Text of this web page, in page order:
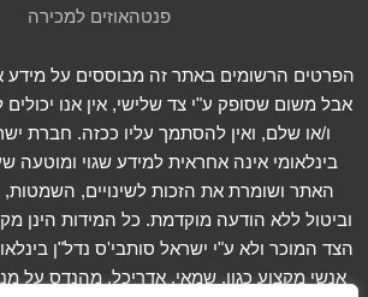
פנטהאוזים למכירה
הפרטים הרשומים באתר זה מבוססים על מידע
אבל משום שסופק ע"י צד שלישי, אין אנו
ו/או שלם, ואין להסתמך עליו ככזה. חברת
בינלאומי אינה אחראית למידע שגוי ומוטעה
האתר ושומרת את הזכות לשינויים, השמטות,
וביטול ללא הודעה מוקדמת. כל המידות הינן
הצד המוכר ולא ע"י ישראל סותבי'ס נדל"ן
אנשי מקצוע כגון, שמאי, אדריכל, מהנדס על